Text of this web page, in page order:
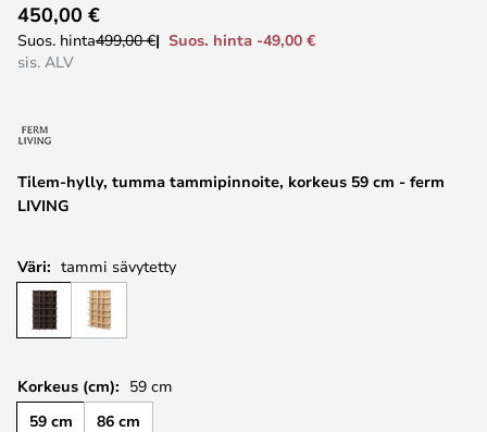
to
the
the
gallery
Tilem-hylly, tumma tammipinnoite, korkeus 59 cm - ferm
LIVING
450,00 €
Suos. hinta499,00 €
Suos. hinta -49,00 €
sis. ALV
Väri: tammi sävytetty
Korkeus (cm): 59 cm
59 cm
86 cm